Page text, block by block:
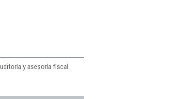
y asesoría fiscal.